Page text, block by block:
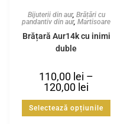
Bijuterii din aur, Brățări cu
pandantiv din aur, Martisoare
Brățară Aur14k cu inimi
duble
110,00 lei –
120,00 lei
Selectează opțiunile